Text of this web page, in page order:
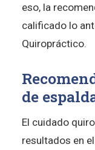
eso, la
calificado lo
Quiropráctico.
de
El cuidado
resultados en